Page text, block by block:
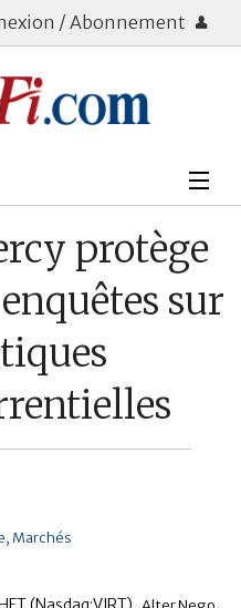
/ Abonnement
protège
sur
Marchés